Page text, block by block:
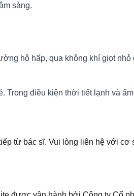
sàng.
hô hấp, qua không khí giọt
điều kiện thời tiết lạnh và
từ bác sĩ. Vui lòng liên hệ với